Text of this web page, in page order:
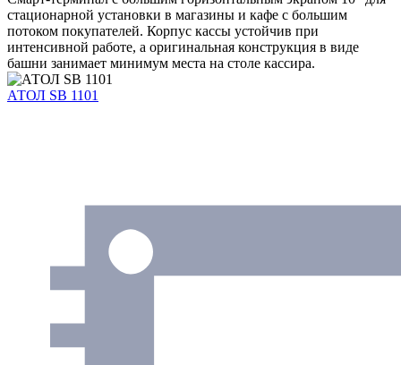
стационарной установки в магазины и кафе с большим
потоком покупателей. Корпус кассы устойчив при
интенсивной работе, а оригинальная конструкция в виде
башни занимает минимум места на столе кассира.
АТОЛ SB 1101